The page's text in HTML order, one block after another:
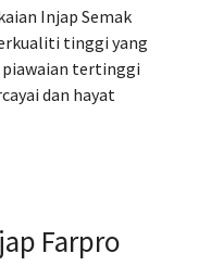
Injap Semak
tinggi yang
tertinggi
dan hayat
Farpro